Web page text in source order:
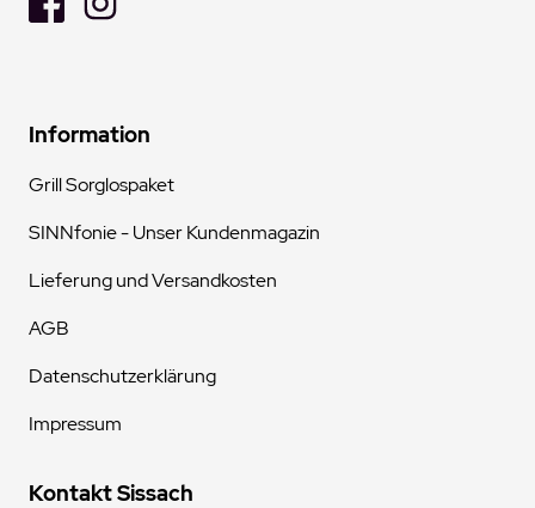
Information
Grill Sorglospaket
SINNfonie - Unser Kundenmagazin
Lieferung und Versandkosten
AGB
Datenschutzerklärung
Impressum
Kontakt Sissach